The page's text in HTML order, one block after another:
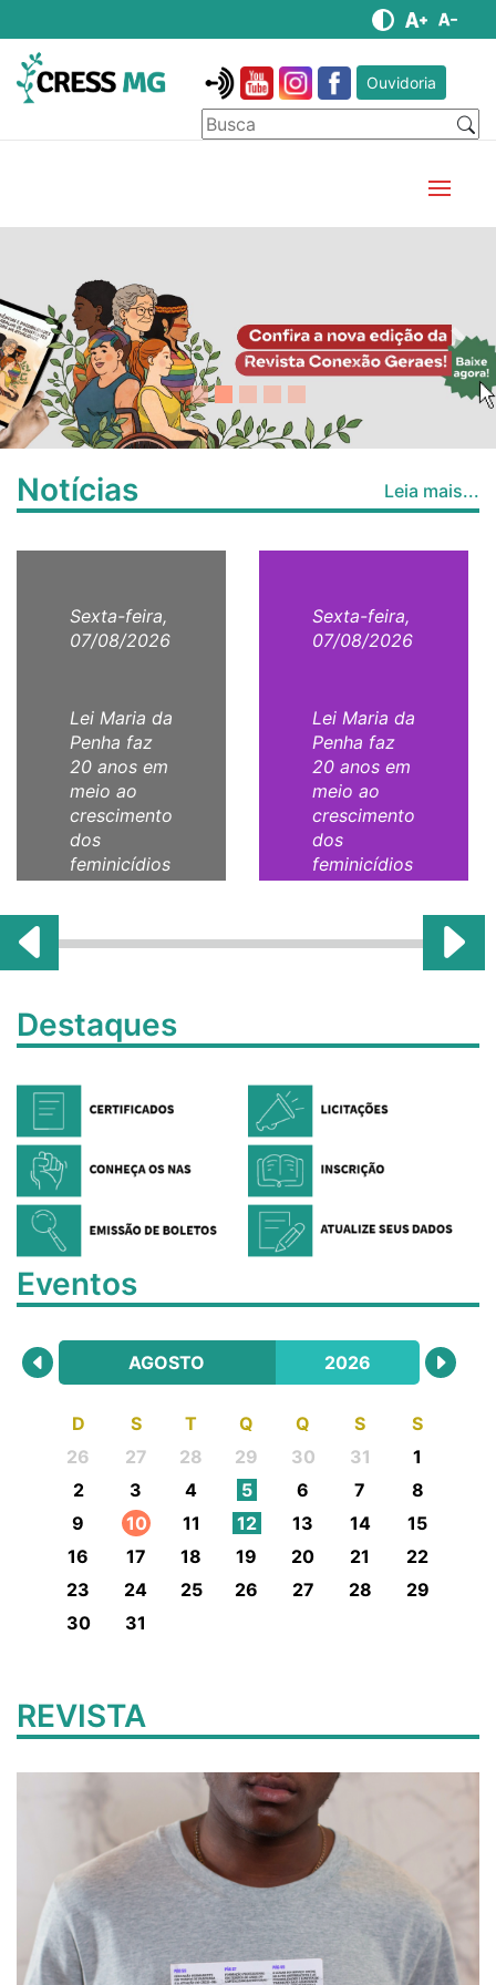
Ouvidoria
Anterior
Notícias Leia mais...
Sexta-feira,
07/08/2026
Lei Maria da
Penha faz
20 anos em
meio ao
crescimento
dos
feminicídios
Sexta-feira,
07/08/2026
Lei Maria da
Penha faz
20 anos em
meio ao
crescimento
dos
feminicídios
Destaques
Eventos
AGOSTO 2026
D S T Q Q S
S
26
27 28 29 30 31
1
2
3 4 5 6 7
8
9
10 11 12 13 14
15
16
17 18 19 20 21
22
23
24 25 26 27 28
29
30
31
REVISTA